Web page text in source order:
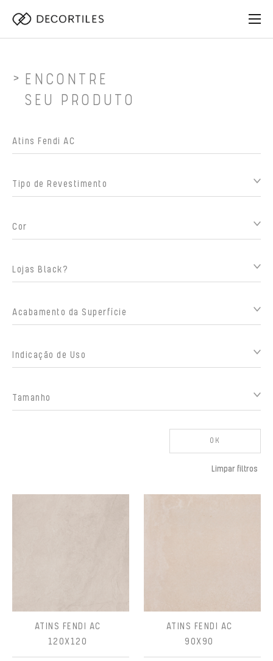
ENCONTRE
SEU PRODUTO
Tipo de Revestimento
Cor
Lojas Black?
Acabamento da Superfície
Indicação de Uso
Tamanho
OK
Limpar filtros
ATINS FENDI AC
120X120
ATINS FENDI AC
90X90